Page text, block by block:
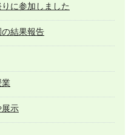
に参加しました
結果報告
業
展示